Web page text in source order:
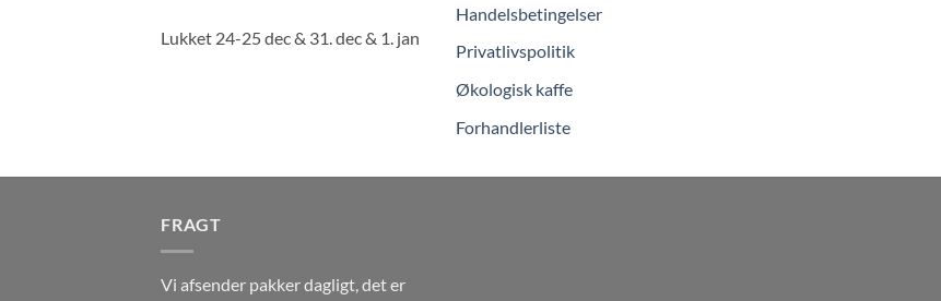
Lukket 24-25 dec & 31. dec & 1. jan
Handelsbetingelser
Privatlivspolitik
Økologisk kaffe
Forhandlerliste
FRAGT
Vi afsender pakker dagligt, det er